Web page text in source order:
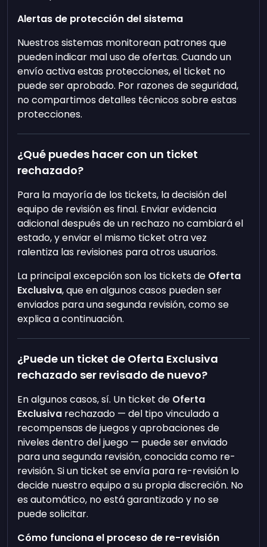
Alertas de protección del sistema
Nuestros sistemas monitorean patrones que
pueden indicar mal uso de ofertas. Cuando un
envío activa estas protecciones, el ticket no
puede ser aprobado. Por razones de seguridad,
no compartimos detalles técnicos sobre estas
protecciones.
¿Qué puedes hacer con un ticket
rechazado?
Para la mayoría de los tickets, la decisión del
equipo de revisión es final. Enviar evidencia
adicional después de un rechazo no cambiará el
estado, y enviar el mismo ticket otra vez
ralentiza las revisiones para otros usuarios.
La principal excepción son los tickets de Oferta
Exclusiva, que en algunos casos pueden ser
enviados para una segunda revisión, como se
explica a continuación.
¿Puede un ticket de Oferta Exclusiva
rechazado ser revisado de nuevo?
En algunos casos, sí. Un ticket de Oferta
Exclusiva rechazado — del tipo vinculado a
recompensas de juegos y aprobaciones de
niveles dentro del juego — puede ser enviado
para una segunda revisión, conocida como re-
revisión. Si un ticket se envía para re-revisión lo
decide nuestro equipo a su propia discreción. No
es automático, no está garantizado y no se
puede solicitar.
Cómo funciona el proceso de re-revisión